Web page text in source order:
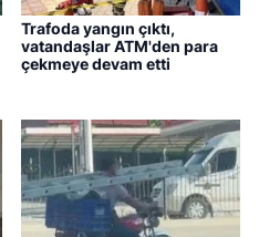
Trafoda yangın çıktı,
vatandaşlar ATM'den para
çekmeye devam etti